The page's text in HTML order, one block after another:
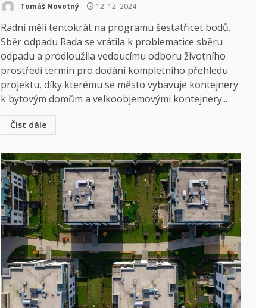
Tomáš Novotný 12. 12. 2024
Radní měli tentokrát na programu šestatřicet bodů.
Sběr odpadu Rada se vrátila k problematice sběru
odpadu a prodloužila vedoucímu odboru životního
prostředí termín pro dodání kompletního přehledu
projektu, díky kterému se město vybavuje kontejnery
k bytovým domům a velkoobjemovými kontejnery...
Číst dále